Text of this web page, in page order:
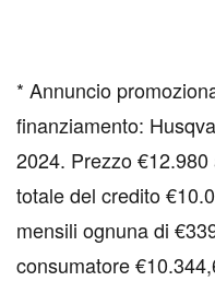
* Annuncio
finanziamento:
2024. Prezzo
totale del credito
mensili ognuna di
consumatore